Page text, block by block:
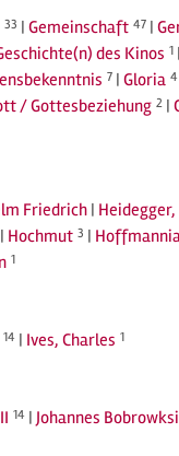
33 | Gemeinschaft 47 |
des Kinos 1 |
7 | Gloria 4
/ Gottesbeziehung 2 |
Friedrich|
| Hochmut 3 |
1
14 | Ives, Charles 1
14 | Johannes Bobrowksi